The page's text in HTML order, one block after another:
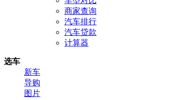
商家查询
汽车排行
汽车贷款
计算器
选车
新车
导购
图片